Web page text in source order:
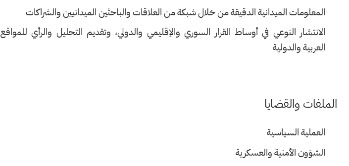
المعلومات الميدانية الدقيقة من خلال شبكة من العلاقات والباحثين الميدانيين والشراكات
الانتشار النوعي في أوساط القرار السوري والإقليمي والدولي، وتقديم التحليل والرأي للمواقع
العربية والدولية
الملفات والقضايا
العملية السياسية
الشؤون الأمنية والعسكرية